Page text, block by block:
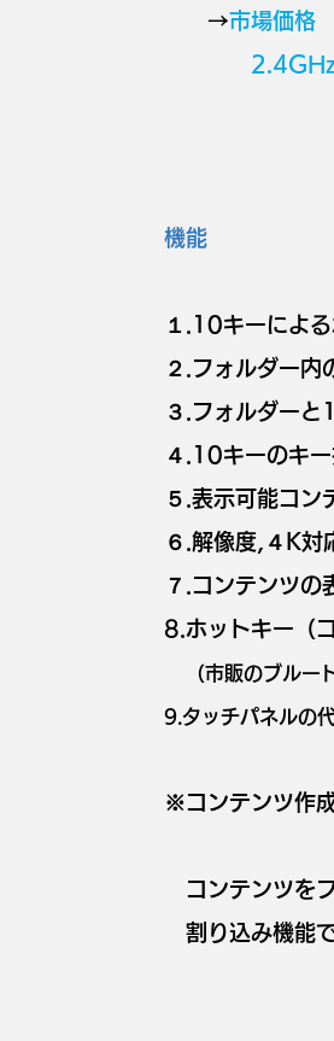
​ →市場価格
2.4GHzでも
機能
１.10キーによ
２.フォルダー内
３.フォルダー
４.10キーのキ
５.表示可能コ
６.解像度,４K対
７.コンテンツの
8.ホットキー（
（市販のブルー
​9.タッチパネルの
​※コンテンツ作
コンテンツを
割り込み機能